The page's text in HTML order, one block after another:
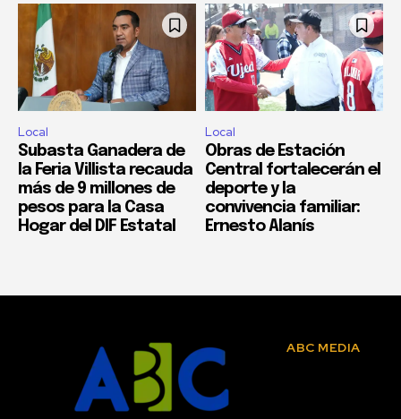
Local
Subasta Ganadera de
la Feria Villista recauda
más de 9 millones de
pesos para la Casa
Hogar del DIF Estatal
Local
Obras de Estación
Central fortalecerán el
deporte y la
convivencia familiar:
Ernesto Alanís
ABC MEDIA